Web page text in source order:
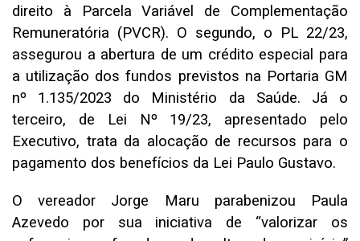
direito à Parcela Variável de Complementação
Remuneratória (PVCR). O segundo, o PL 22/23,
assegurou a abertura de um crédito especial para
a utilização dos fundos previstos na Portaria GM
nº 1.135/2023 do Ministério da Saúde. Já o
terceiro, de Lei Nº 19/23, apresentado pelo
Executivo, trata da alocação de recursos para o
pagamento dos benefícios da Lei Paulo Gustavo.
O vereador Jorge Maru parabenizou Paula
Azevedo por sua iniciativa de “valorizar os